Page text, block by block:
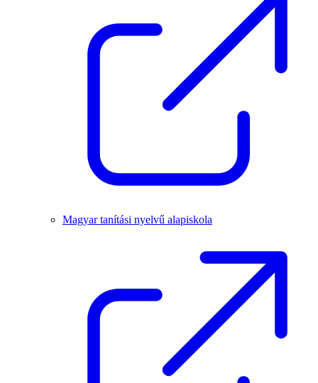
Magyar tanítási nyelvű alapiskola